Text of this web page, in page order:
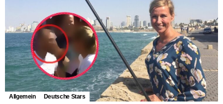
Allgemein Deutsche Stars